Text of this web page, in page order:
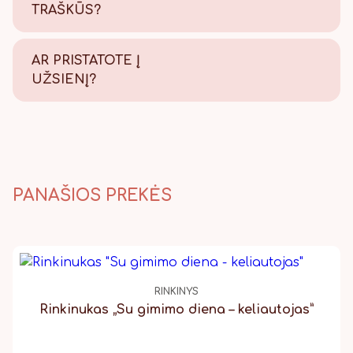
TRAŠKŪS?
Tikrai traškūs - nes švieži!
AR PRISTATOTE Į
UŽSIENĮ?
Taip, pristatome, Lietuvos
PANAŠIOS PREKĖS
RINKINYS
Rinkinukas „Su gimimo diena – keliautojas”